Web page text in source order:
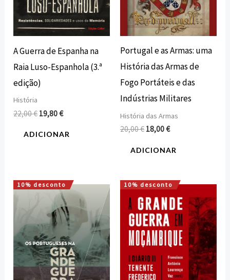
A Guerra de Espanha na
Raia Luso-Espanhola (3.ª
edição)
História
22,00€ 19,80€
ADICIONAR
Portugal e as Armas: uma
História das Armas de
Fogo Portáteis e das
Indústrias Militares
História das Armas
20,00€ 18,00€
ADICIONAR
10% desconto
O
preço
original
era:
16,00 €.
O
preço
atual
é:
14,40 €.
10% desconto
O
preço
original
era:
12,00 €.
O
preço
atual
10,80 €.